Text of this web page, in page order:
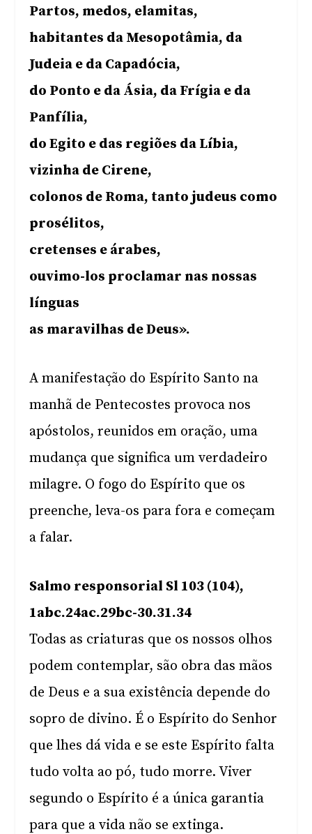
Partos, medos, elamitas,
habitantes da Mesopotâmia, da
Judeia e da Capadócia,
do Ponto e da Ásia, da Frígia e da
Panfília,
do Egito e das regiões da Líbia,
vizinha de Cirene,
colonos de Roma, tanto judeus como
prosélitos,
cretenses e árabes,
ouvimo-los proclamar nas nossas
línguas
as maravilhas de Deus».
A manifestação do Espírito Santo na
manhã de Pentecostes provoca nos
apóstolos, reunidos em oração, uma
mudança que significa um verdadeiro
milagre. O fogo do Espírito que os
preenche, leva-os para fora e começam
a falar.
Salmo responsorial Sl 103 (104),
1abc.24ac.29bc-30.31.34
Todas as criaturas que os nossos olhos
podem contemplar, são obra das mãos
de Deus e a sua existência depende do
sopro de divino. É o Espírito do Senhor
que lhes dá vida e se este Espírito falta
tudo volta ao pó, tudo morre. Viver
segundo o Espírito é a única garantia
para que a vida não se extinga.